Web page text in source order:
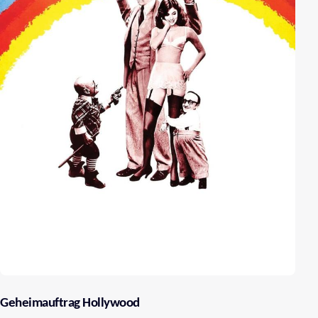
Geheimauftrag Hollywood